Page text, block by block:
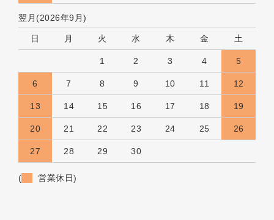
翌月(2026年9月)
日 月 火 水 木 金 土
1 2 3 4 5
6 7 8 9 10 11 12
13 14 15 16 17 18 19
20 21 22 23 24 25 26
27 28 29 30
( 営業休日)